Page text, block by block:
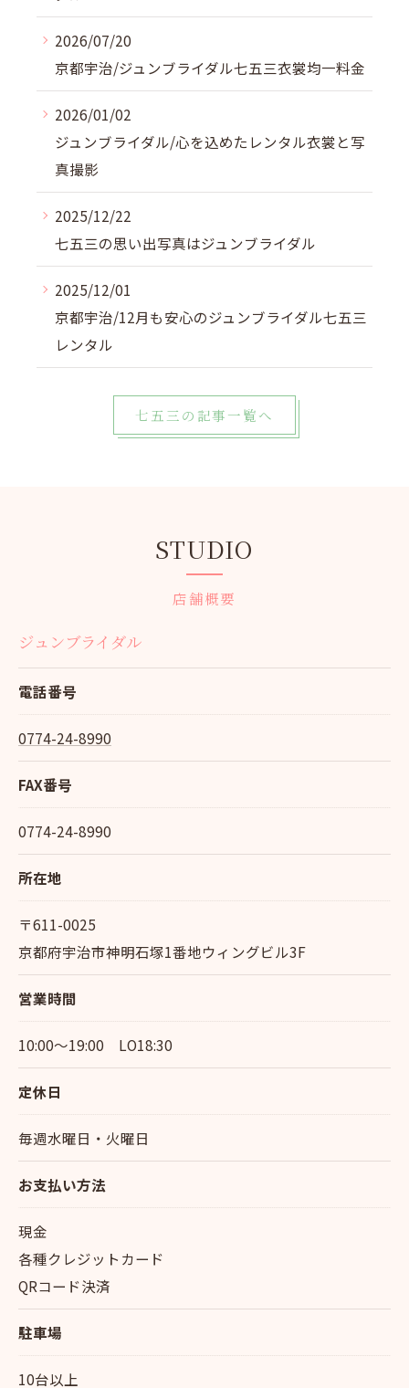
2026/07/20
京都宇治/ジュンブライダル七五三衣裳均一料金
2026/01/02
ジュンブライダル/心を込めたレンタル衣裳と写
真撮影
2025/12/22
七五三の思い出写真はジュンブライダル
2025/12/01
京都宇治/12月も安心のジュンブライダル七五三
レンタル
七五三の記事一覧へ
店舗概要
STUDIO
ジュンブライダル
電話番号
0774-24-8990
FAX番号
0774-24-8990
所在地
〒611-0025
京都府宇治市神明石塚1番地ウィングビル3F
営業時間
10:00〜19:00 LO18:30
定休日
毎週水曜日・火曜日
お支払い方法
現金
各種クレジットカード
QRコード決済
駐車場
10台以上